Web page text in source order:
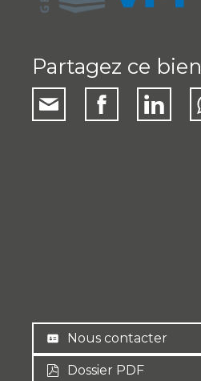
Partagez ce bien
Nous contacter
Dossier PDF